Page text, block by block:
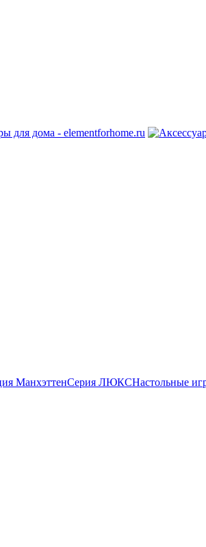
МанхэттенСерия ЛЮКСНастольные